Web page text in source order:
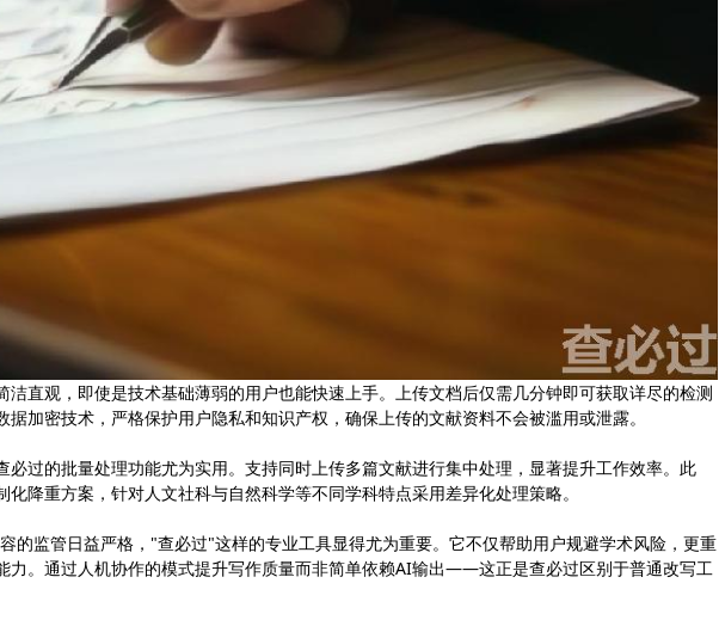
洁直观，即使是技术基础薄弱的用户也能快速上手。上传文档后仅需几分钟即可获取详尽的检测
加密技术，严格保护用户隐私和知识产权，确保上传的文献资料不会被滥用或泄露。
必过的批量处理功能尤为实用。支持同时上传多篇文献进行集中处理，显著提升工作效率。此
降重方案，针对人文社科与自然科学等不同学科特点采用差异化处理策略。
的监管日益严格，"查必过"这样的专业工具显得尤为重要。它不仅帮助用户规避学术风险，更重
力。通过人机协作的模式提升写作质量而非简单依赖AI输出——这正是查必过区别于普通改写工